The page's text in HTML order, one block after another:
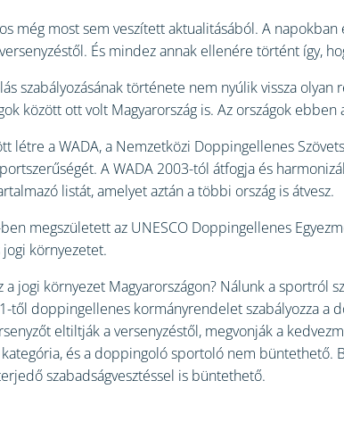
még most sem veszített aktualitásából. A
És mindez annak ellenére történt így,
szabályozásának története nem nyúlik vissza
között ott volt Magyarország is. Az országok
létre a WADA, a Nemzetközi Doppingellenes
A WADA 2003-tól átfogja és
listát, amelyet aztán a többi ország is átvesz.
megszületett az UNESCO Doppingellenes
környezetet.
a jogi környezet Magyarországon? Nálunk a
től doppingellenes kormányrendelet szabályozza
eltiltják a versenyzéstől, megvonják a
és a doppingoló sportoló nem büntethető.
szabadságvesztéssel is büntethető.